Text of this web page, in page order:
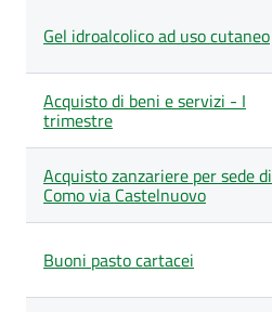
Gel idroalcolico ad uso cutaneo
Acquisto di beni e servizi - I
trimestre
Acquisto zanzariere per sede di
Como via Castelnuovo
Buoni pasto cartacei